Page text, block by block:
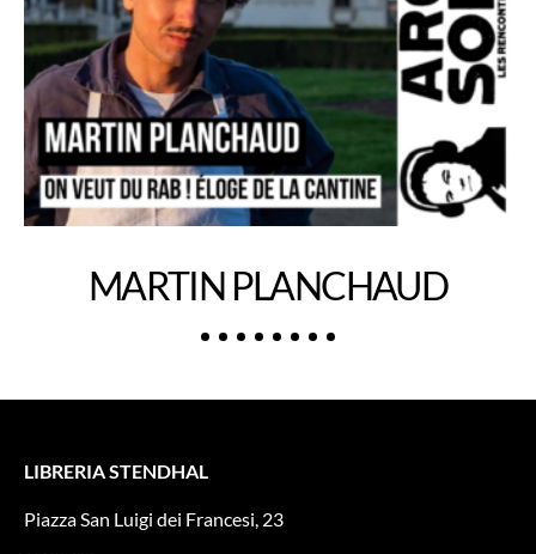
MARTIN PLANCHAUD
LIBRERIA STENDHAL
Piazza San Luigi dei Francesi, 23